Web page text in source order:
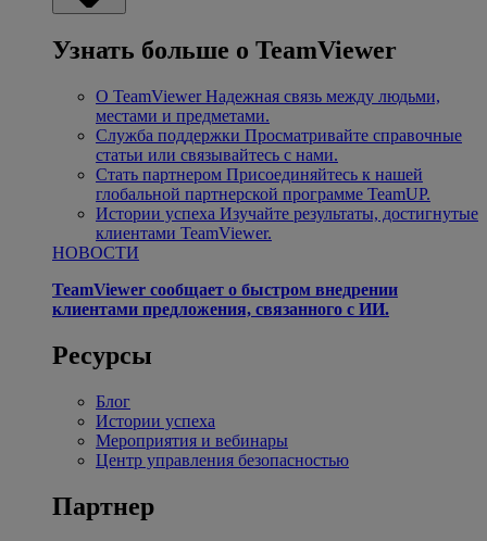
Узнать больше о TeamViewer
О TeamViewer Надежная связь между людьми,
местами и предметами.
Служба поддержки Просматривайте справочные
статьи или связывайтесь с нами.
Стать партнером Присоединяйтесь к нашей
глобальной партнерской программе TeamUP.
Истории успеха Изучайте результаты, достигнутые
клиентами TeamViewer.
НОВОСТИ
TeamViewer сообщает о быстром внедрении
клиентами предложения, связанного с ИИ.
Ресурсы
Блог
Истории успеха
Мероприятия и вебинары
Центр управления безопасностью
Партнер